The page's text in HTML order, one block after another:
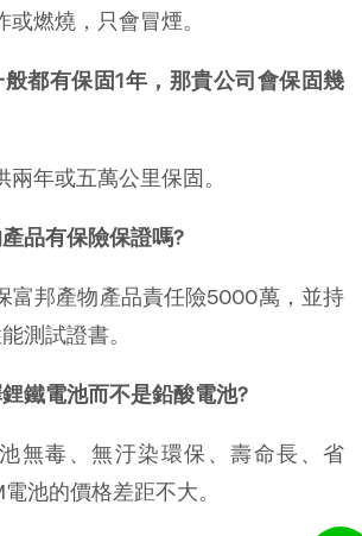
或燃燒，只會冒煙。
都有保固1年，那貴公司會保固幾
兩年或五萬公里保固。
品有保險保證嗎?
富邦產物產品責任險5000萬，並持
測試證書。
鐵電池而不是鉛酸電池?
無毒、無汙染環保、壽命長、省
池的價格差距不大。